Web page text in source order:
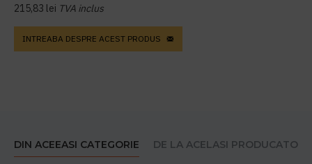
215,83 lei TVA inclus
INTREABA DESPRE ACEST PRODUS
DIN ACEEASI CATEGORIE DE LA ACELASI PRODUCATOR